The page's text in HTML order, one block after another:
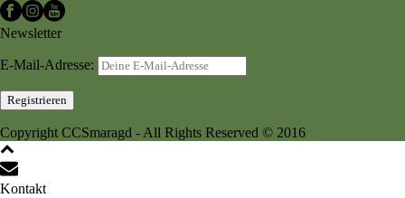
Newsletter
E-Mail-Adresse:
Copyright CCSmaragd - All Rights Reserved © 2016
Kontakt